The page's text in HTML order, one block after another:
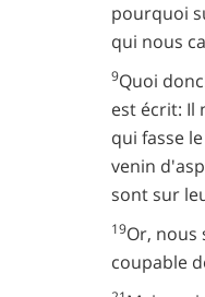
pourquoi
qui nous
9Quoi
est écrit: Il
qui fasse
venin
sont sur
19Or, nous
coupable